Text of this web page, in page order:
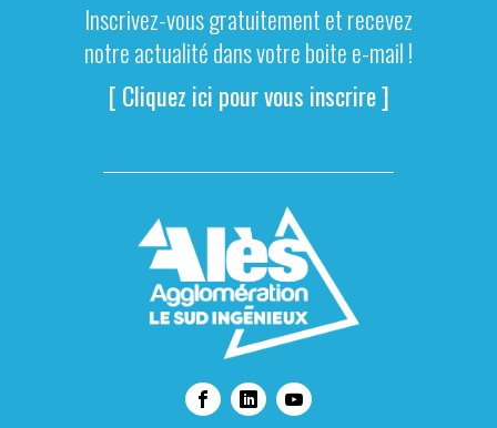
Inscrivez-vous gratuitement et recevez
notre actualité dans votre boite e-mail !
[ Cliquez ici pour vous inscrire ]